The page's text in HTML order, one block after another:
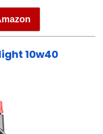
10w40